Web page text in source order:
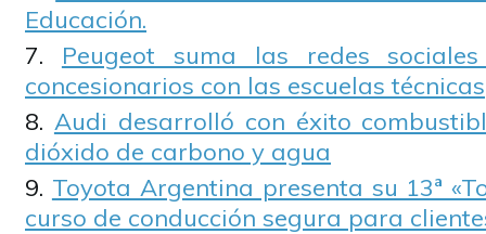
Educación.
Peugeot suma las redes
concesionarios con las escuelas técnicas
Audi desarrolló con éxito
dióxido de carbono y agua
Toyota Argentina presenta su 13ª
curso de conducción segura para